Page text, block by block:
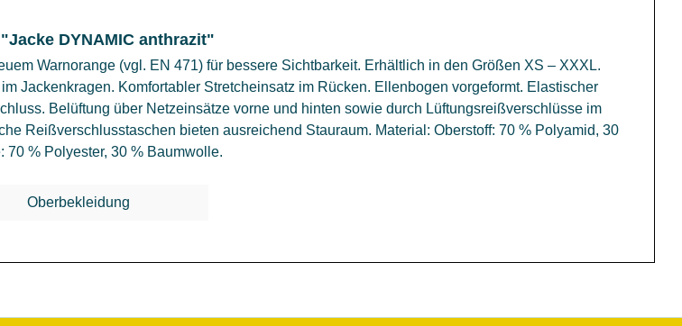
DYNAMIC anthrazit"
Warnorange (vgl. EN 471) für bessere Sichtbarkeit. Erhältlich in den Größen XS – XXXL.
Jackenkragen. Komfortabler Stretcheinsatz im Rücken. Ellenbogen vorgeformt. Elastischer
Belüftung über Netzeinsätze vorne und hinten sowie durch Lüftungsreißverschlüsse im
Reißverschlusstaschen bieten ausreichend Stauraum. Material: Oberstoff: 70 % Polyamid, 30
70 % Polyester, 30 % Baumwolle.
Oberbekleidung